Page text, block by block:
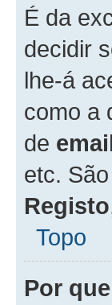
É da
decidir
lhe-á
como a
de
etc.
Registo
Topo
Por